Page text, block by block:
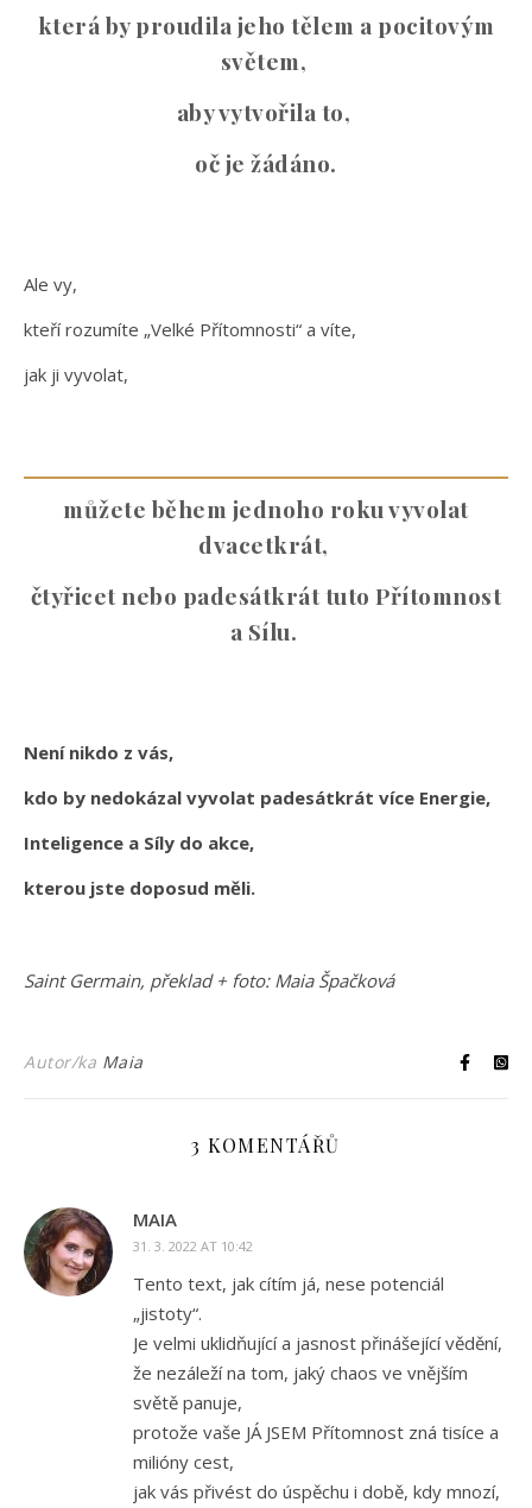
která by proudila jeho tělem a pocitovým
světem,
aby vytvořila to,
oč je žádáno.
Ale vy,
kteří rozumíte „Velké Přítomnosti“ a víte,
jak ji vyvolat,
můžete během jednoho roku vyvolat
dvacetkrát,
čtyřicet nebo padesátkrát tuto Přítomnost
a Sílu.
Není nikdo z vás,
kdo by nedokázal vyvolat padesátkrát více Energie,
Inteligence a Síly do akce,
kterou jste doposud měli.
Saint Germain, překlad + foto: Maia Špačková
Autor/ka Maia
3 KOMENTÁŘŮ
MAIA
31. 3. 2022 AT 10:42
Tento text, jak cítím já, nese potenciál
„jistoty“.
Je velmi uklidňující a jasnost přinášející vědění,
že nezáleží na tom, jaký chaos ve vnějším
světě panuje,
protože vaše JÁ JSEM Přítomnost zná tisíce a
milióny cest,
jak vás přivést do úspěchu i době, kdy mnozí,